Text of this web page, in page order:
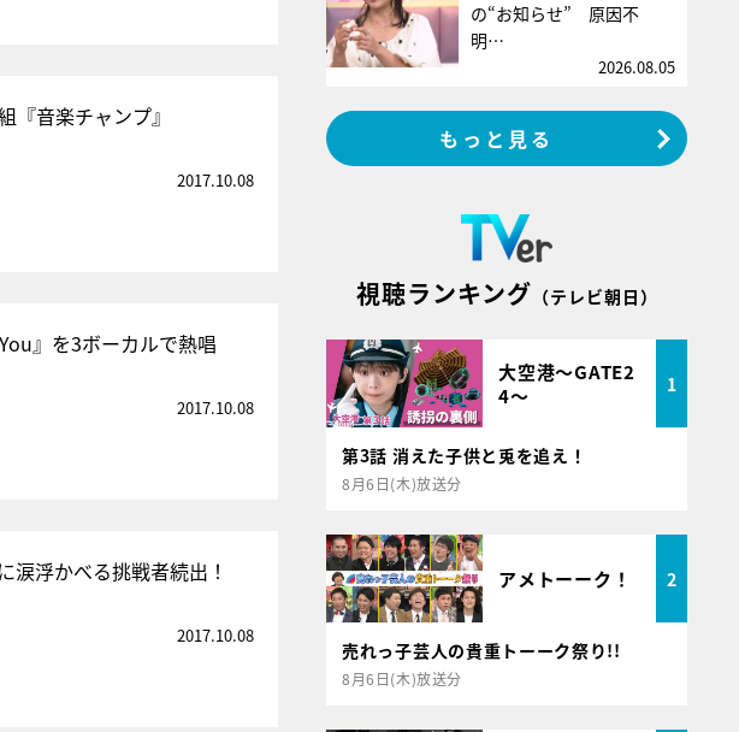
『音楽チャンプ』
2017.10.08
』を3ボーカルで熱唱
2017.10.08
涙浮かべる挑戦者続出！
2017.10.08
の“お知らせ” 原因不
明…
2026.08.05
もっと見る
視聴ランキング （テレビ朝日）
大空港～GATE2
4～
1
第3話 消えた子供と兎を追え！
8月6日(木)放送分
アメトーーク！ 2
売れっ子芸人の貴重トーーク祭り!!
8月6日(木)放送分